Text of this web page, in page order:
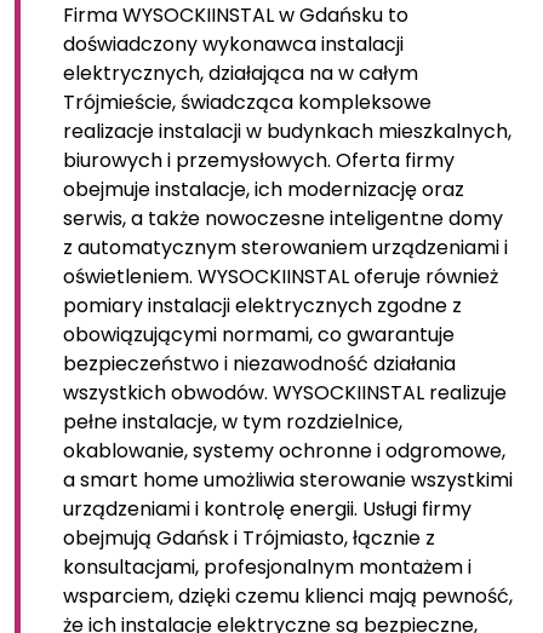
Firma WYSOCKIINSTAL w Gdańsku to
doświadczony wykonawca instalacji
elektrycznych, działająca na w całym
Trójmieście, świadcząca kompleksowe
realizacje instalacji w budynkach mieszkalnych,
biurowych i przemysłowych. Oferta firmy
obejmuje instalacje, ich modernizację oraz
serwis, a także nowoczesne inteligentne domy
z automatycznym sterowaniem urządzeniami i
oświetleniem. WYSOCKIINSTAL oferuje również
pomiary instalacji elektrycznych zgodne z
obowiązującymi normami, co gwarantuje
bezpieczeństwo i niezawodność działania
wszystkich obwodów. WYSOCKIINSTAL realizuje
pełne instalacje, w tym rozdzielnice,
okablowanie, systemy ochronne i odgromowe,
a smart home umożliwia sterowanie wszystkimi
urządzeniami i kontrolę energii. Usługi firmy
obejmują Gdańsk i Trójmiasto, łącznie z
konsultacjami, profesjonalnym montażem i
wsparciem, dzięki czemu klienci mają pewność,
że ich instalacje elektryczne są bezpieczne,